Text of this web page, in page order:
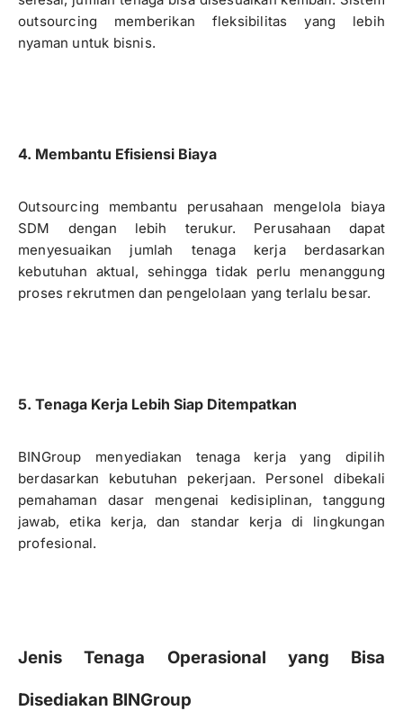
outsourcing memberikan fleksibilitas yang lebih
nyaman untuk bisnis.
4. Membantu Efisiensi Biaya
Outsourcing membantu perusahaan mengelola biaya
SDM dengan lebih terukur. Perusahaan dapat
menyesuaikan jumlah tenaga kerja berdasarkan
kebutuhan aktual, sehingga tidak perlu menanggung
proses rekrutmen dan pengelolaan yang terlalu besar.
5. Tenaga Kerja Lebih Siap Ditempatkan
BINGroup menyediakan tenaga kerja yang dipilih
berdasarkan kebutuhan pekerjaan. Personel dibekali
pemahaman dasar mengenai kedisiplinan, tanggung
jawab, etika kerja, dan standar kerja di lingkungan
profesional.
Jenis Tenaga Operasional yang Bisa
Disediakan BINGroup